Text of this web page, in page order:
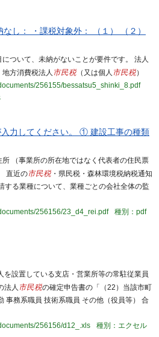
なし： ・課税対象外： （１） （２）
ついて、未納がないことが要件です。 法人
方消費税法人 市民税 （又は個人 市民税）
256155/bessatsu5_shinki_8.pdf
力してください。 ① 建設工事の種類
（事業所の所在地ではなく代表者の住民票
直近の市民税 ・県民税・森林環境税納税通知
する業種について、業種ごとの会社全体の監
256156/23_d4_rei.pdf
種別：pdf
を設置している支店・営業所等の常駐従業員
法人 市民税の確定申告書の「（22）当該市町
事務系職員 技術系職員 その他（役員等） 合
256156/d12_.xls
種別：エクセル